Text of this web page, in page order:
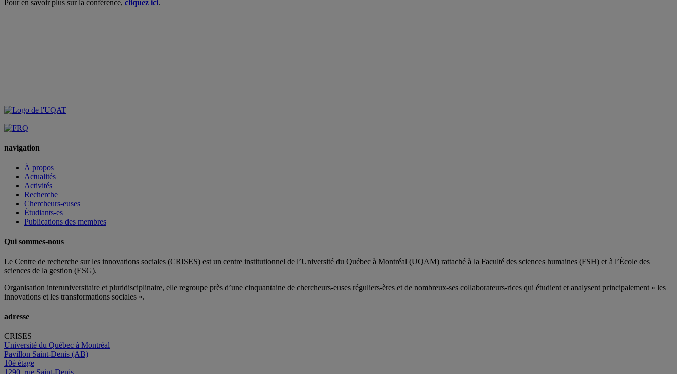
Pour en savoir plus sur la conférence, cliquez ici.
navigation
À propos
Actualités
Activités
Recherche
Chercheurs-euses
Étudiants-es
Publications des membres
Qui sommes-nous
Le Centre de recherche sur les innovations sociales (CRISES) est un centre institutionnel de l’Université du Québec à Montréal (UQAM) rattaché à la Faculté des sciences humaines (FSH) et à l’École des
sciences de la gestion (ESG).
Organisation interuniversitaire et pluridisciplinaire, elle regroupe près d’une cinquantaine de chercheurs-euses réguliers-ères et de nombreux-ses collaborateurs-rices qui étudient et analysent principalement « les
innovations et les transformations sociales ».
adresse
CRISES
Université du Québec à Montréal
Pavillon Saint-Denis (AB)
10è étage